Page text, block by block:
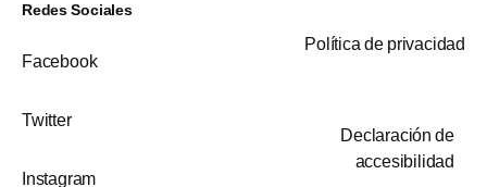
Redes Sociales
Facebook
Twitter
Instagram
Política de privacidad
Declaración de
accesibilidad